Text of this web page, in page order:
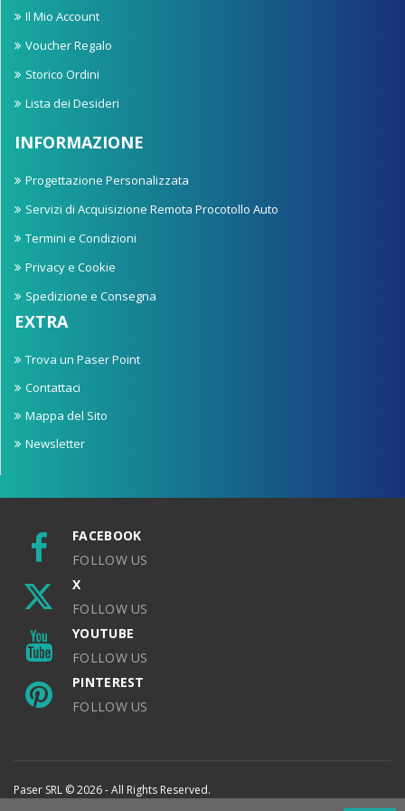
Il Mio Account
Voucher Regalo
Storico Ordini
Lista dei Desideri
INFORMAZIONE
Progettazione Personalizzata
Servizi di Acquisizione Remota Procotollo Auto
Termini e Condizioni
Privacy e Cookie
Spedizione e Consegna
EXTRA
Trova un Paser Point
Contattaci
Mappa del Sito
Newsletter
FACEBOOK
FOLLOW US
X
FOLLOW US
YOUTUBE
FOLLOW US
PINTEREST
FOLLOW US
Paser SRL © 2026 - All Rights Reserved.